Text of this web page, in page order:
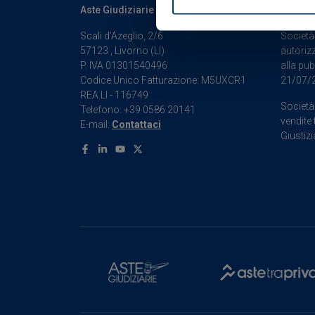
digitali).
Approfondisci come
modificare o ritirare il tuo
Utilizziamo i cookie per
nostro traffico.
di analisi dei dati web,
che hanno raccolto dal suo
Aste Giudiziarie Inlinea S.p.A.
Scali d’Azeglio, 2/6
57123 , Livorno (LI)
P. IVA 01301540496
Codice Unico Fatturazione: M5UXCR1
REA LI - 116749
Telefono: +39 0586 20141
E-mail: Contattaci
Facebook
LinkedinYoutube
X
alla
21/07/
vendite